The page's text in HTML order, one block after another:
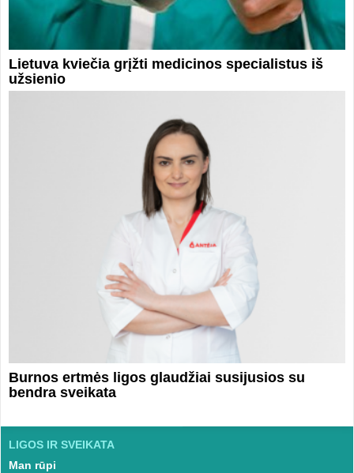
Lietuva kviečia grįžti medicinos specialistus iš
užsienio
Burnos ertmės ligos glaudžiai susijusios su
bendra sveikata
LIGOS IR SVEIKATA
Man rūpi